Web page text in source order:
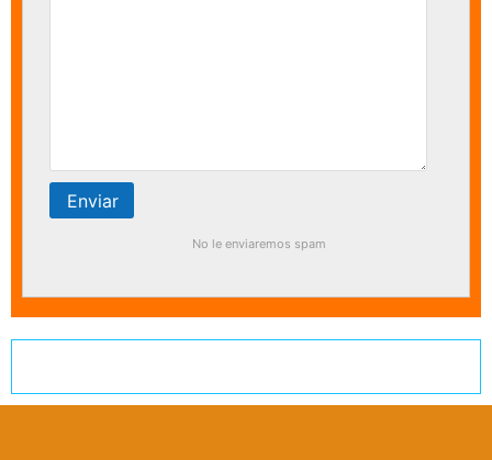
No le enviaremos spam